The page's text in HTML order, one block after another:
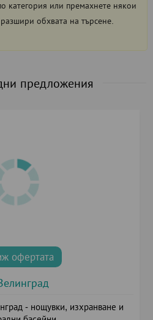
категория или премахнете някои
обхвата на търсене.
предложения
офертата
- нощувки, изхранване и